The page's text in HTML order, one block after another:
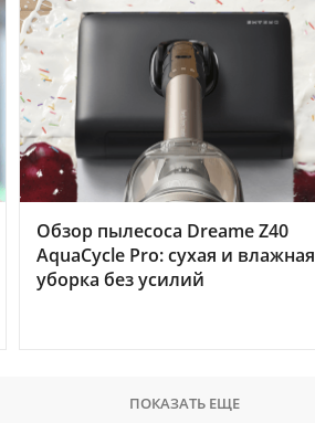
Обзор пылесоса Dreame Z40
AquaCycle Pro: сухая и влажная
уборка без усилий
ПОКАЗАТЬ ЕЩЕ